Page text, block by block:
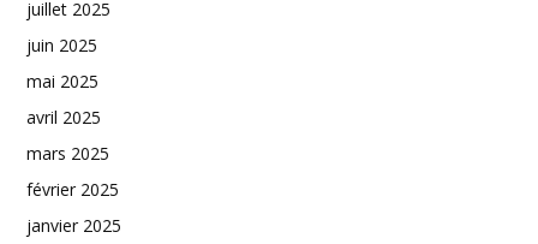
juillet 2025
juin 2025
mai 2025
avril 2025
mars 2025
février 2025
janvier 2025